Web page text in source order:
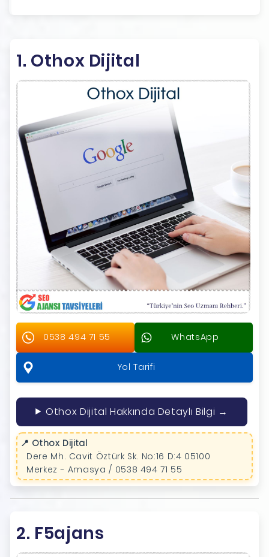
1. Othox Dijital
0538 494 71 55 WhatsApp
Yol Tarifi
Othox Dijital Hakkında Detaylı Bilgi →
📍 Othox Dijital
Dere Mh. Cavit Öztürk Sk. No:16 D:4 05100
Merkez - Amasya / 0538 494 71 55
2. F5ajans